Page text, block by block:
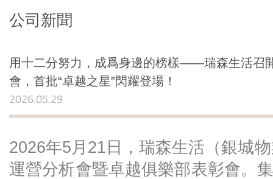
公司新聞
用十二分努力，成爲身邊的榜樣——瑞森生活召
會，首批“卓越之星”閃耀登場！
2026.05.29
2026年5月21日，瑞森生活（銀城
運營分析會暨卓越俱樂部表彰會。